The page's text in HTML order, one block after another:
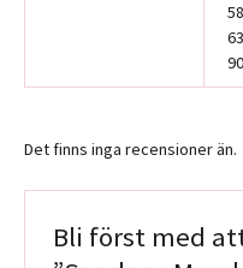
Det finns inga recensioner än.
Bli först med